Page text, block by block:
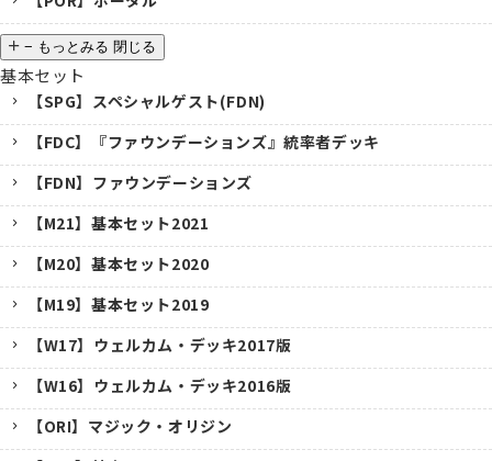
− もっとみる 閉じる
基本セット
【SPG】スペシャルゲスト(FDN)
【FDC】『ファウンデーションズ』統率者デッキ
【FDN】ファウンデーションズ
【M21】基本セット2021
【M20】基本セット2020
【M19】基本セット2019
【W17】ウェルカム・デッキ2017版
【W16】ウェルカム・デッキ2016版
【ORI】マジック・オリジン